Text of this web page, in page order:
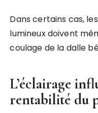
Dans certains cas,
lumineux doivent
coulage de la dalle
L’éclairage
rentabilité du